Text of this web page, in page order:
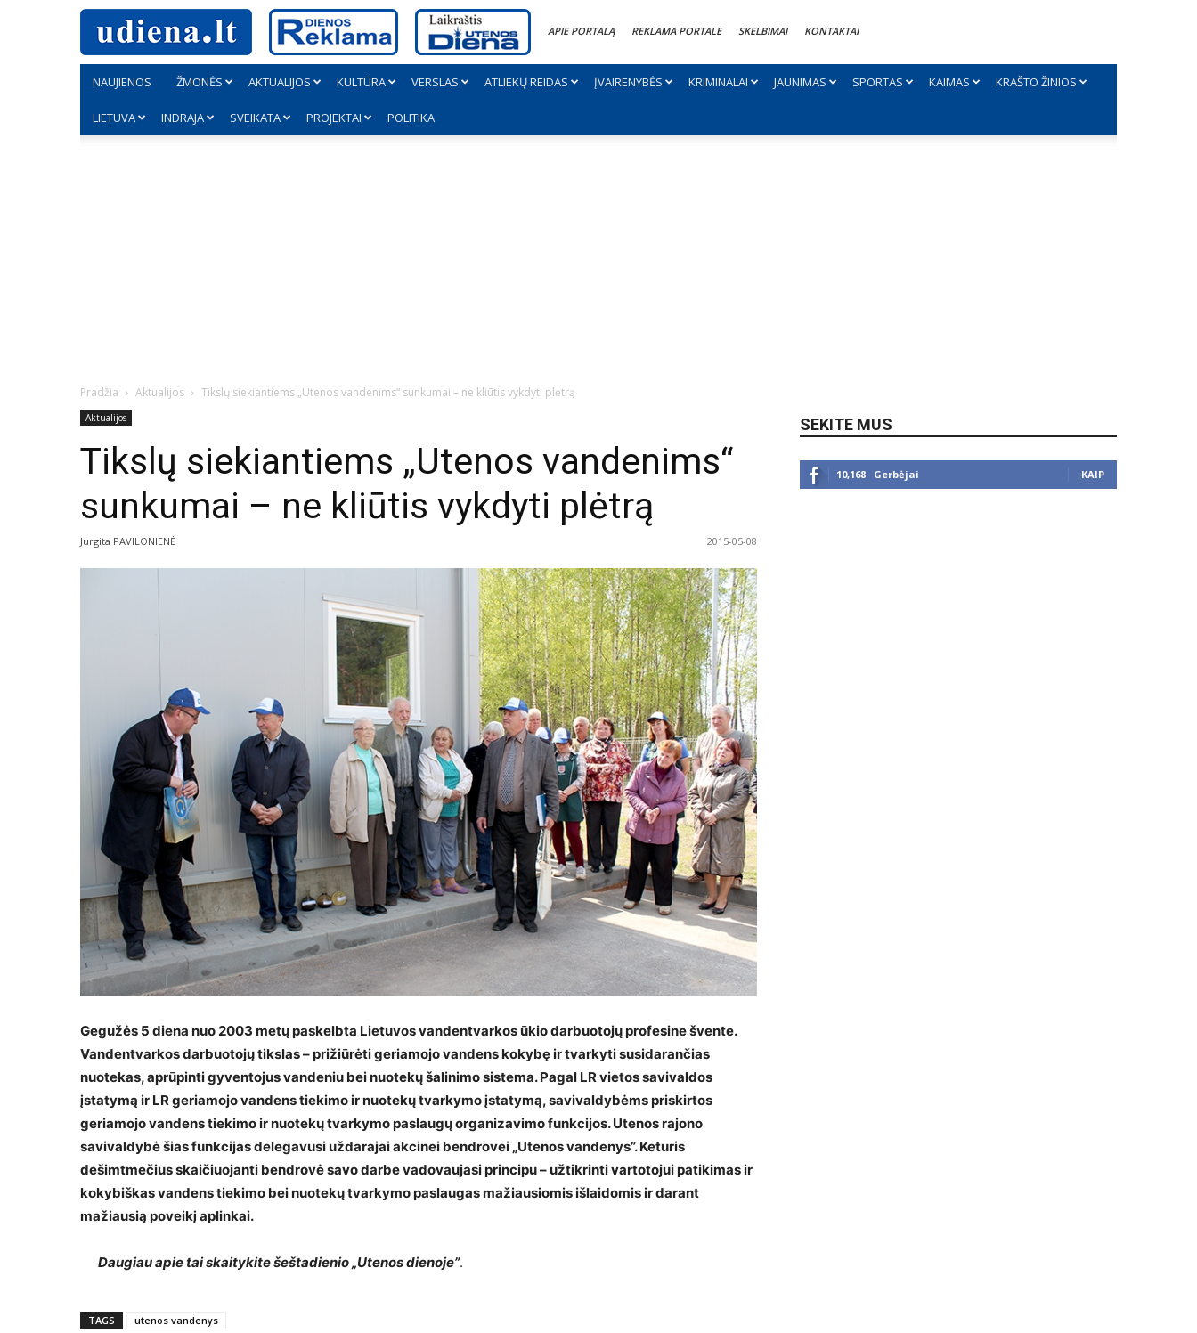
APIE PORTALĄ REKLAMA PORTALE SKELBIMAI KONTAKTAI
NAUJIENOS ŽMONĖS AKTUALIJOS KULTŪRA VERSLAS ATLIEKŲ REIDAS ĮVAIRENYBĖS KRIMINALAI JAUNIMAS SPORTAS KAIMAS KRAŠTO ŽINIOS
LIETUVA INDRAJA SVEIKATA PROJEKTAI POLITIKA
Pradžia Aktualijos Tikslų siekiantiems „Utenos vandenims“ sunkumai – ne kliūtis vykdyti plėtrą
Aktualijos
Tikslų siekiantiems „Utenos vandenims“
sunkumai – ne kliūtis vykdyti plėtrą
Jurgita PAVILONIENĖ 2015-05-08
Gegužės 5 diena nuo 2003 metų paskelbta Lietuvos vandentvarkos ūkio darbuotojų profesine švente.
Vandentvarkos darbuotojų tikslas – prižiūrėti geriamojo vandens kokybę ir tvarkyti susidarančias
nuotekas, aprūpinti gyventojus vandeniu bei nuotekų šalinimo sistema. Pagal LR vietos savivaldos
įstatymą ir LR geriamojo vandens tiekimo ir nuotekų tvarkymo įstatymą, savivaldybėms priskirtos
geriamojo vandens tiekimo ir nuotekų tvarkymo paslaugų organizavimo funkcijos. Utenos rajono
savivaldybė šias funkcijas delegavusi uždarajai akcinei bendrovei „Utenos vandenys”. Keturis
dešimtmečius skaičiuojanti bendrovė savo darbe vadovaujasi principu – užtikrinti vartotojui patikimas ir
kokybiškas vandens tiekimo bei nuotekų tvarkymo paslaugas mažiausiomis išlaidomis ir darant
mažiausią poveikį aplinkai.
Daugiau apie tai skaitykite šeštadienio „Utenos dienoje”.
TAGS utenos vandenys
SEKITE MUS
10,168 Gerbėjai KAIP